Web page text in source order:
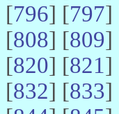
[796] [797]
[808] [809]
[820] [821]
[832] [833]